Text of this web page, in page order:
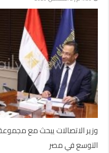
وزير الاتصالات يبحث مع
التوسع في مصر